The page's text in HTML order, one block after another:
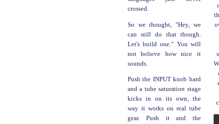
crossed.
So we thought, "Hey, we
can still do that though.
Let's build one." You will
not believe how nice it
sounds.
Push the INPUT knob hard
and a tube saturation stage
kicks in on its own, the
way it works on real tube
gear. Push it and the